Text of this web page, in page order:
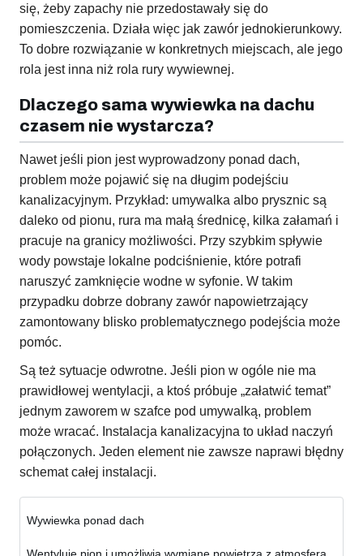
się, żeby zapachy nie przedostawały się do
pomieszczenia. Działa więc jak zawór jednokierunkowy.
To dobre rozwiązanie w konkretnych miejscach, ale jego
rola jest inna niż rola rury wywiewnej.
Dlaczego sama wywiewka na dachu
czasem nie wystarcza?
Nawet jeśli pion jest wyprowadzony ponad dach,
problem może pojawić się na długim podejściu
kanalizacyjnym. Przykład: umywalka albo prysznic są
daleko od pionu, rura ma małą średnicę, kilka załamań i
pracuje na granicy możliwości. Przy szybkim spływie
wody powstaje lokalne podciśnienie, które potrafi
naruszyć zamknięcie wodne w syfonie. W takim
przypadku dobrze dobrany zawór napowietrzający
zamontowany blisko problematycznego podejścia może
pomóc.
Są też sytuacje odwrotne. Jeśli pion w ogóle nie ma
prawidłowej wentylacji, a ktoś próbuje „załatwić temat”
jednym zaworem w szafce pod umywalką, problem
może wracać. Instalacja kanalizacyjna to układ naczyń
połączonych. Jeden element nie zawsze naprawi błędny
schemat całej instalacji.
Wywiewka ponad dach